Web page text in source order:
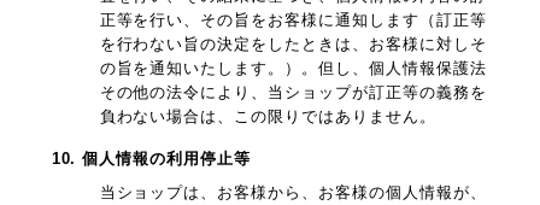
正等を行い、その旨をお客様に通知します（訂正等
を行わない旨の決定をしたときは、お客様に対しそ
の旨を通知いたします。）。但し、個人情報保護法
その他の法令により、当ショップが訂正等の義務を
負わない場合は、この限りではありません。
10. 個人情報の利用停止等
当ショップは、お客様から、お客様の個人情報が、